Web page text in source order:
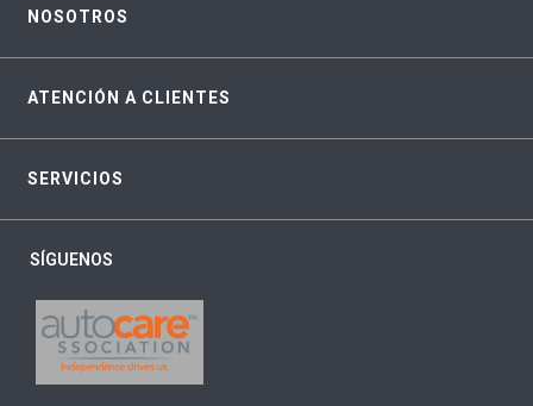
NOSOTROS
ATENCIÓN A CLIENTES
SERVICIOS
SÍGUENOS